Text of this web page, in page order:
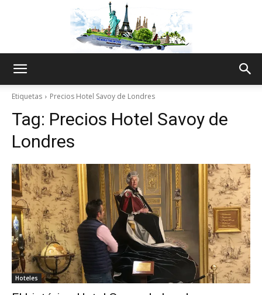
Thru
My
Etiquetas Precios Hotel Savoy de Londres
Tag: Precios Hotel Savoy de
Londres
Hoteles